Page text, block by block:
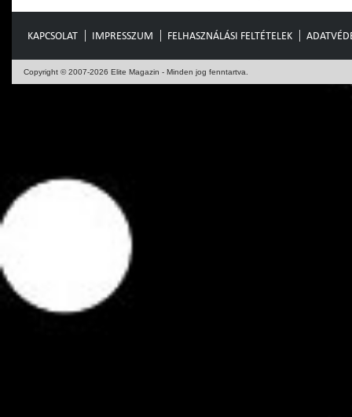
KAPCSOLAT IMPRESSZUM FELHASZNÁLÁSI FELTÉTELEK
Copyright © 2007-2026 Elite Magazin - Minden jog fenntartva.